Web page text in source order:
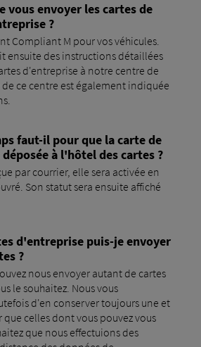
vous envoyer les cartes de
?
Compliant M pour vos véhicules.
ensuite des instructions détaillées
d'entreprise à notre centre de
de ce centre est également indiquée
faut-il pour que la carte de
à l'hôtel des cartes ?
par courrier, elle sera activée en
Son statut sera ensuite affiché
d'entreprise puis-je envoyer
?
nous envoyer autant de cartes
le souhaitez. Nous vous
d'en conserver toujours une et
celles dont vous pouvez vous
que nous effectuions des